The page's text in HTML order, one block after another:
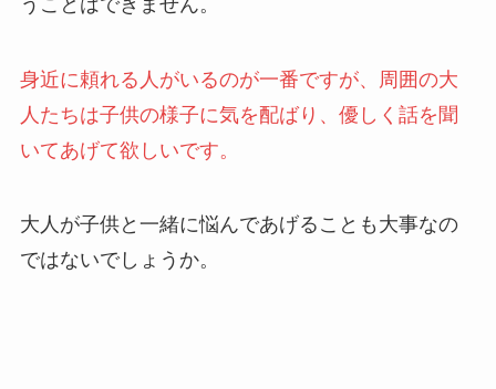
身近に頼れる人がいるのが一番ですが、周囲の大
人たちは子供の様子に気を配ばり、優しく話を聞
いてあげて欲しいです。
大人が子供と一緒に悩んであげることも大事なの
ではないでしょうか。